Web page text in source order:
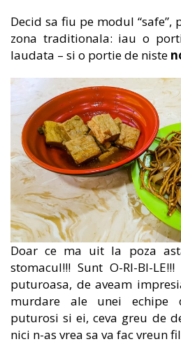
Decid sa fiu pe modul
zona traditionala: iau o
laudata – si o portie de niste
Doar ce ma uit la poza
stomacul!!! Sunt O-RI-BI-
puturoasa, de aveam
murdare ale unei echipe
puturosi si ei, ceva greu de
nici n-as vrea sa va fac vreun